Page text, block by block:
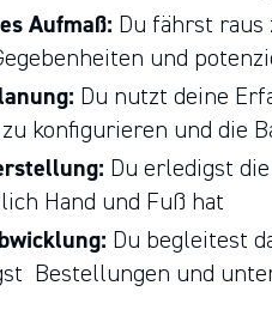
Aufmaß: Du fährst
und
Du nutzt deine
zu konfigurieren und die
Du erledigst
Hand und Fuß hat
Du begleitest
Bestellungen und